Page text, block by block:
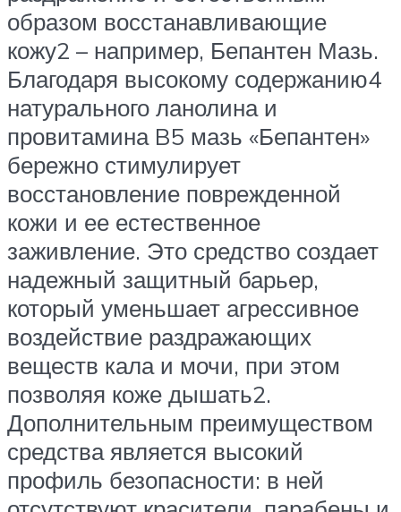
образом восстанавливающие
кожу2 – например, Бепантен Мазь.
Благодаря высокому содержанию4
натурального ланолина и
провитамина B5 мазь «Бепантен»
бережно стимулирует
восстановление поврежденной
кожи и ее естественное
заживление. Это средство создает
надежный защитный барьер,
который уменьшает агрессивное
воздействие раздражающих
веществ кала и мочи, при этом
позволяя коже дышать2.
Дополнительным преимуществом
средства является высокий
профиль безопасности: в ней